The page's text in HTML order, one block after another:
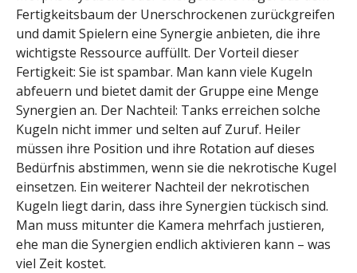
Fertigkeitsbaum der Unerschrockenen zurückgreifen
und damit Spielern eine Synergie anbieten, die ihre
wichtigste Ressource auffüllt. Der Vorteil dieser
Fertigkeit: Sie ist spambar. Man kann viele Kugeln
abfeuern und bietet damit der Gruppe eine Menge
Synergien an. Der Nachteil: Tanks erreichen solche
Kugeln nicht immer und selten auf Zuruf. Heiler
müssen ihre Position und ihre Rotation auf dieses
Bedürfnis abstimmen, wenn sie die nekrotische Kugel
einsetzen. Ein weiterer Nachteil der nekrotischen
Kugeln liegt darin, dass ihre Synergien tückisch sind.
Man muss mitunter die Kamera mehrfach justieren,
ehe man die Synergien endlich aktivieren kann – was
viel Zeit kostet.